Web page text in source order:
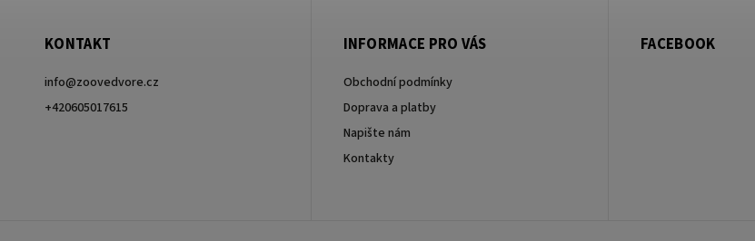
KONTAKT
info@zoovedvore.cz
+420605017615
INFORMACE PRO VÁS
Obchodní podmínky
Doprava a platby
Napište nám
Kontakty
FACEBOOK